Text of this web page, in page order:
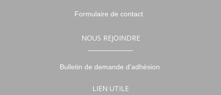
Formulaire de contact
NOUS REJOINDRE
Bulletin de demande d'adhésion
LIEN UTILE